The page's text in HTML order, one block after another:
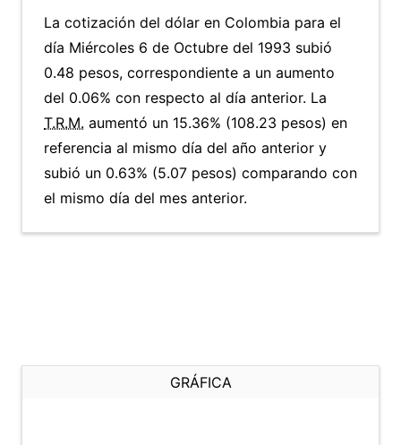
La cotización del dólar en Colombia para el
día Miércoles 6 de Octubre del 1993 subió
0.48 pesos, correspondiente a un aumento
del 0.06% con respecto al día anterior. La
T.R.M. aumentó un 15.36% (108.23 pesos) en
referencia al mismo día del año anterior y
subió un 0.63% (5.07 pesos) comparando con
el mismo día del mes anterior.
GRÁFICA